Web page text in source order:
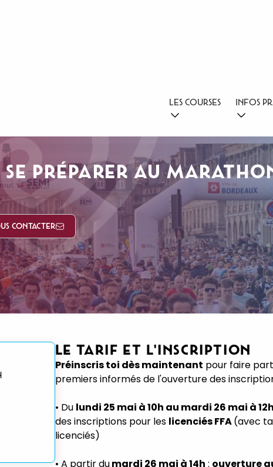
LES COURSES INFOS
PRÉPARER AU
CONTACTER
LE TARIF ET L'INSCRIPTION
Préinscris toi dès maintenant pour faire
premiers informés de l'ouverture des
• Du lundi 25 mai à 10h au mardi 26 mai à 12h
des inscriptions pour les licenciés FFA(avec
licenciés)
• A partir dumardi 26 mai à 14h : ouverture